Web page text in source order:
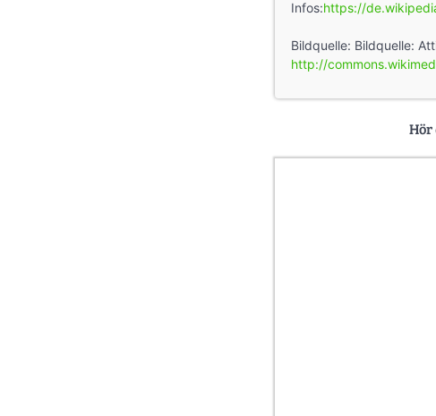
Infos:https://
Bildquelle: Bildquelle:
http://
Hör